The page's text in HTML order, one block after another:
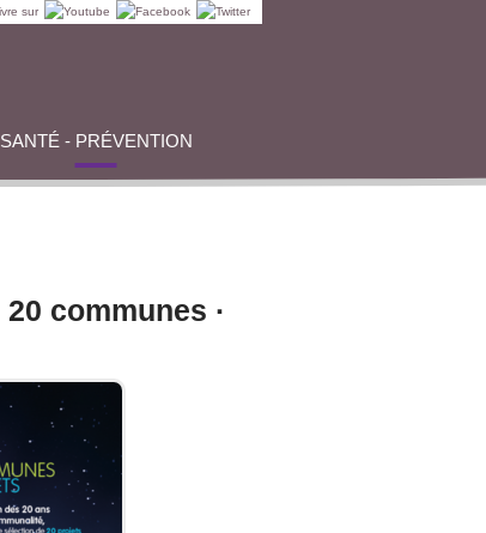
sur
SANTÉ - PRÉVENTION
communes ·